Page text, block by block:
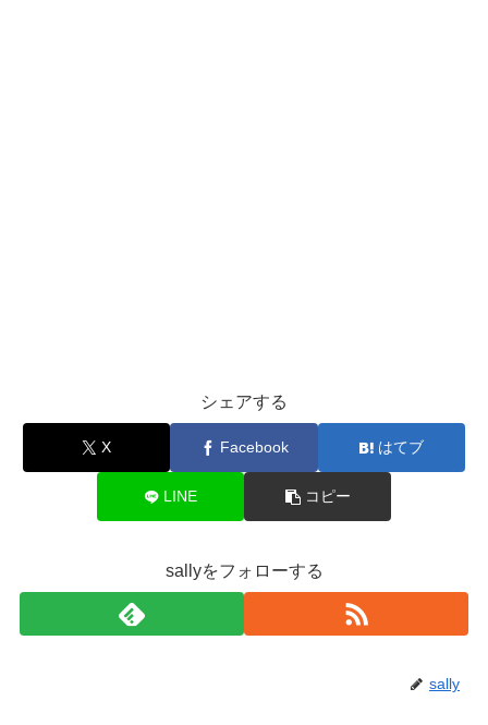
シェアする
X Facebook はてブ
LINE コピー
sallyをフォローする
sally